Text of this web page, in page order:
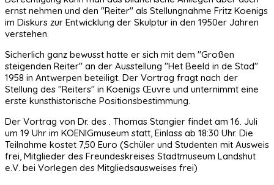
ernst nehmen und den "Reiter" als Stellungnahme Fritz Koenigs
im Diskurs zur Entwicklung der Skulptur in den 1950er Jahren
verstehen.
Sicherlich ganz bewusst hatte er sich mit dem "Großen
steigenden Reiter" an der Ausstellung "Het Beeld in de Stad"
1958 in Antwerpen beteiligt. Der Vortrag fragt nach der
Stellung des "Reiters" in Koenigs Œuvre und unternimmt eine
erste kunsthistorische Positionsbestimmung.
Der Vortrag von Dr. des . Thomas Stangier findet am 16. Juli
um 19 Uhr im KOENIGmuseum statt, Einlass ab 18:30 Uhr. Die
Teilnahme kostet 7,50 Euro (Schüler und Studenten mit Ausweis
frei, Mitglieder des Freundeskreises Stadtmuseum Landshut
e.V. bei Vorlegen des Mitgliedsausweises frei)